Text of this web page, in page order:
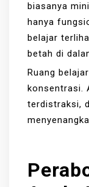
biasanya
hanya
belajar
betah di
Ruang
konsentrasi.
terdistraksi,